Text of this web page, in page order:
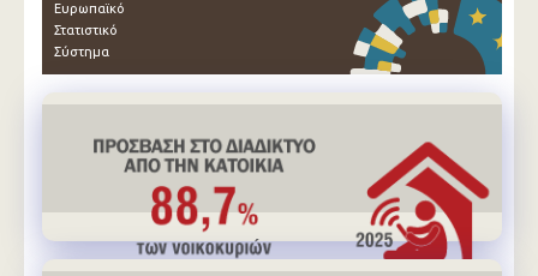
Ευρωπαϊκό
Στατιστικό
Σύστημα